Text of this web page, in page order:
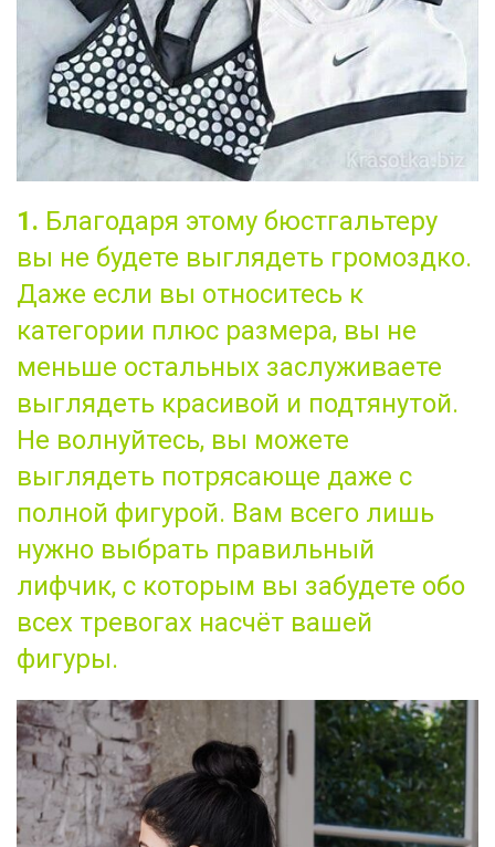
1. Благодаря этому бюстгальтеру
вы не будете выглядеть громоздко.
Даже если вы относитесь к
категории плюс размера, вы не
меньше остальных заслуживаете
выглядеть красивой и подтянутой.
Не волнуйтесь, вы можете
выглядеть потрясающе даже с
полной фигурой. Вам всего лишь
нужно выбрать правильный
лифчик, с которым вы забудете обо
всех тревогах насчёт вашей
фигуры.